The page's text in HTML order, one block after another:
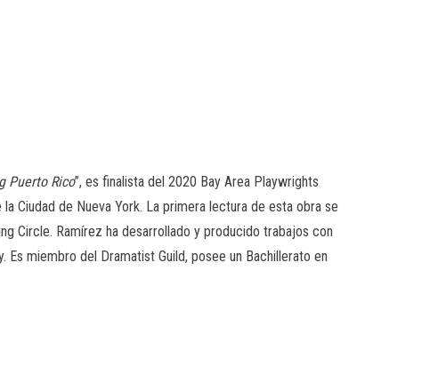
Puerto Rico”, es finalista del 2020 Bay Area Playwrights
Ciudad de Nueva York. La primera lectura de esta obra se
Circle. Ramírez ha desarrollado y producido trabajos con
Es miembro del Dramatist Guild, posee un Bachillerato en